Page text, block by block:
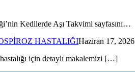
Kedilerde Aşı Takvimi sayfasını…
HASTALIĞIHaziran 17, 2026
için detaylı makalemizi […]